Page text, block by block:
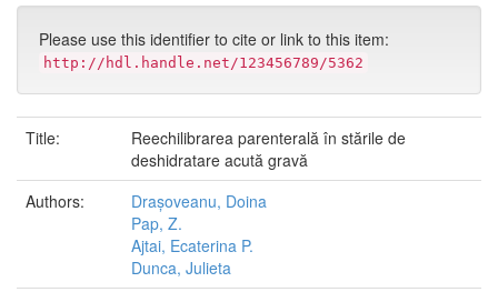
Please use this identifier to cite or link to this item:
http://hdl.handle.net/123456789/5362
Title:
Reechilibrarea parenterală în stările de
deshidratare acută gravă
Authors:
Drașoveanu, Doina
Pap, Z.
Ajtai, Ecaterina P.
Dunca, Julieta